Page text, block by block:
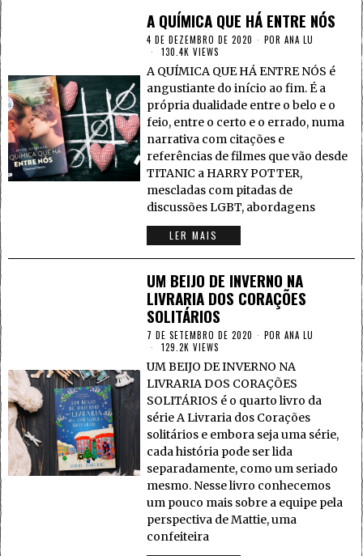
A QUÍMICA QUE HÁ ENTRE NÓS
4 DE DEZEMBRO DE 2020 PORANA LU
130.4K VIEWS
A QUÍMICA QUE HÁ ENTRE NÓS é
angustiante do início ao fim. É a
própria dualidade entre o belo e o
feio, entre o certo e o errado, numa
narrativa com citações e
referências de filmes que vão desde
TITANIC a HARRY POTTER,
mescladas com pitadas de
discussões LGBT, abordagens
LER MAIS
UM BEIJO DE INVERNO NA
LIVRARIA DOS CORAÇÕES
SOLITÁRIOS
7 DE SETEMBRO DE 2020 PORANA LU
129.2K VIEWS
UM BEIJO DE INVERNO NA
LIVRARIA DOS CORAÇÕES
SOLITÁRIOS é o quarto livro da
série A Livraria dos Corações
solitários e embora seja uma série,
cada história pode ser lida
separadamente, como um seriado
mesmo. Nesse livro conhecemos
um pouco mais sobre a equipe pela
perspectiva de Mattie, uma
confeiteira